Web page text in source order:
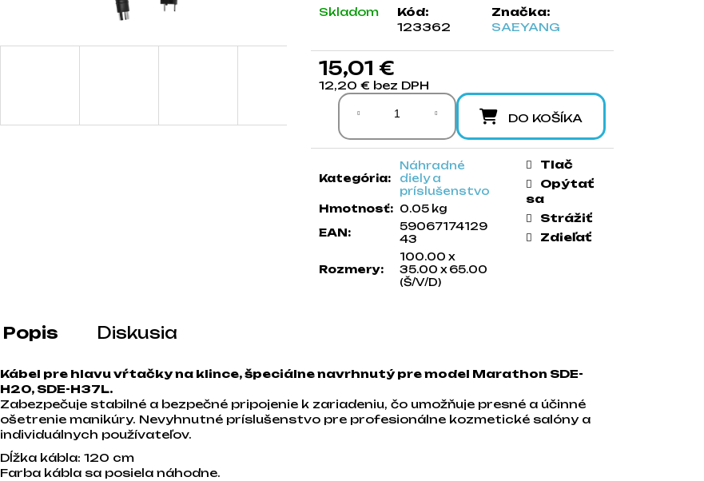
Skladom
Kód:
123362
Značka:
SAEYANG
15,01 €
12,20 € bez DPH
Jednotková cena:
DO KOŠÍKA
Kategória:
Náhradné
diely a
príslušenstvo
Hmotnosť: 0.05 kg
EAN:
59067174129
43
Rozmery:
100.00 x
35.00 x 65.00
(Š/V/D)
Tlač
Opýtať
sa
Strážiť
Zdieľať
Popis Diskusia
Kábel pre hlavu vŕtačky na klince, špeciálne navrhnutý pre model Marathon SDE-
H20, SDE-H37L.
Zabezpečuje stabilné a bezpečné pripojenie k zariadeniu, čo umožňuje presné a účinné
ošetrenie manikúry. Nevyhnutné príslušenstvo pre profesionálne kozmetické salóny a
individuálnych používateľov.
Dĺžka kábla: 120 cm
Farba kábla sa posiela náhodne.